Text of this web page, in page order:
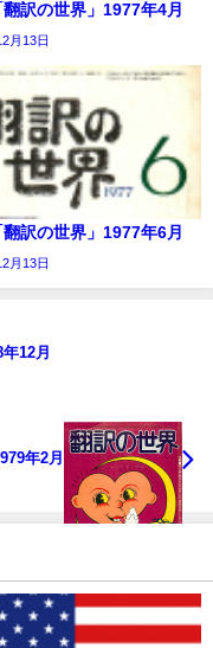
翻訳の世界」1977年4月
月13日
翻訳の世界」1977年6月
月13日
12月
年2月